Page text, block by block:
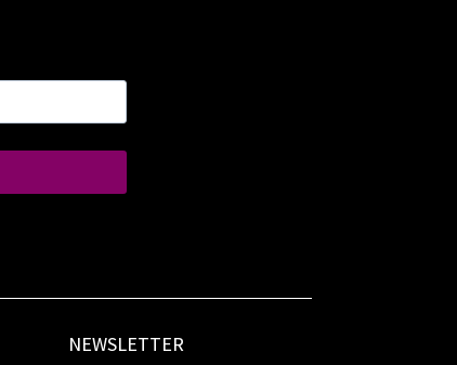
NEWSLETTER